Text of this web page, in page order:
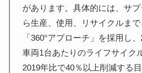
があります。具体的には、サ
ら生産、使用、リサイクルま
「360°アプローチ」を採用し
車両1台あたりのライフサイク
2019年比で40％以上削減する